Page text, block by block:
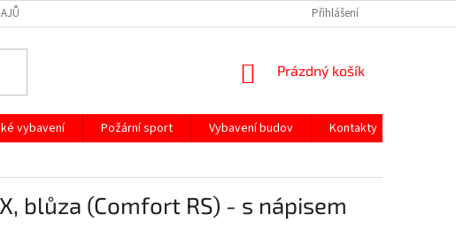
Přihlášení
NÁKUPNÍ
Prázdný košík
vybavení Požární sport Vybavení budov
Kontakty
blůza (Comfort RS) - s nápisem